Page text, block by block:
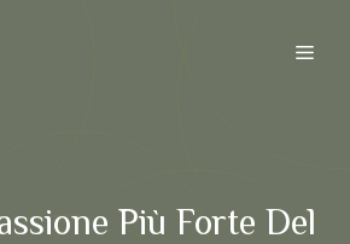
Più Forte Del